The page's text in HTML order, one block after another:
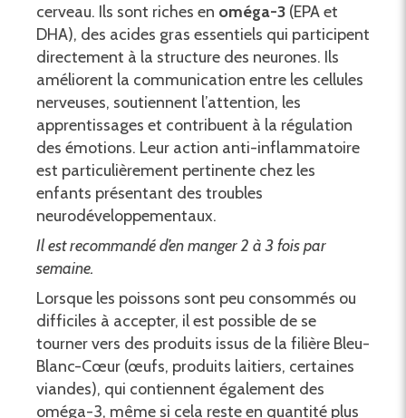
cerveau. Ils sont riches en oméga-3 (EPA et
DHA), des acides gras essentiels qui participent
directement à la structure des neurones. Ils
améliorent la communication entre les cellules
nerveuses, soutiennent l’attention, les
apprentissages et contribuent à la régulation
des émotions. Leur action anti-inflammatoire
est particulièrement pertinente chez les
enfants présentant des troubles
neurodéveloppementaux.
Il est recommandé d’en manger 2 à 3 fois par
semaine.
Lorsque les poissons sont peu consommés ou
difficiles à accepter, il est possible de se
tourner vers des produits issus de la filière Bleu-
Blanc-Cœur (œufs, produits laitiers, certaines
viandes), qui contiennent également des
oméga-3, même si cela reste en quantité plus